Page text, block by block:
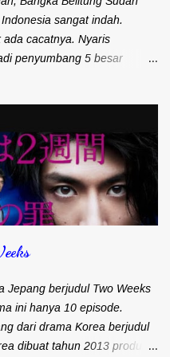
sangat indah.
cacatnya. Nyaris
penyumbang 5 besar
2,04%. Jumlah wisatawan
9,31 juta. Ini adalah
terus ditingkatkan. Oleh
IMF-World Bank bulan
Indonesia
untuk mempermudahkan
Tempat wisata 10 Bali baru
Utara 2...
Jepang berjudul Two Weeks
ini hanya 10 episode.
dari drama Korea berjudul
dibuat tahun 2013 produksi